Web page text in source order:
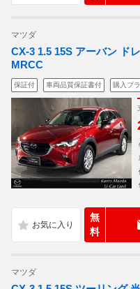
マツダ
CX-3 1.5 15S アーバン
MRCC
保証付 車両品質保証書付 購入プ
無
料
マツダ